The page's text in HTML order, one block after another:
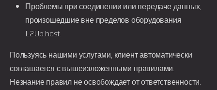
Проблемы при соединении или передаче данных,
произошедшие вне пределов оборудования
L2Up.host.
Пользуясь нашими услугами, клиент автоматически
соглашается с вышеизложенными правилами.
Незнание правил не освобождает от ответственности.